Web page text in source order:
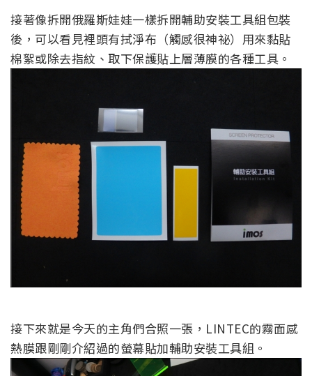
接著像拆開俄羅斯娃娃一樣拆開輔助安裝工具組包裝
後，可以看見裡頭有拭淨布（觸感很神祕）用來黏貼
棉絮或除去指紋、取下保護貼上層薄膜的各種工具。
接下來就是今天的主角們合照一張，LINTEC的霧面感
熱膜跟剛剛介紹過的螢幕貼加輔助安裝工具組。